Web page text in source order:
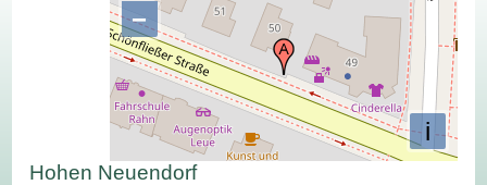
−
i
Hohen Neuendorf